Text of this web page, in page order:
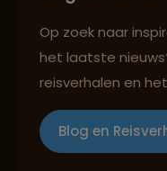
Op zoek naar
het laatste
reisverhalen en
Blog en